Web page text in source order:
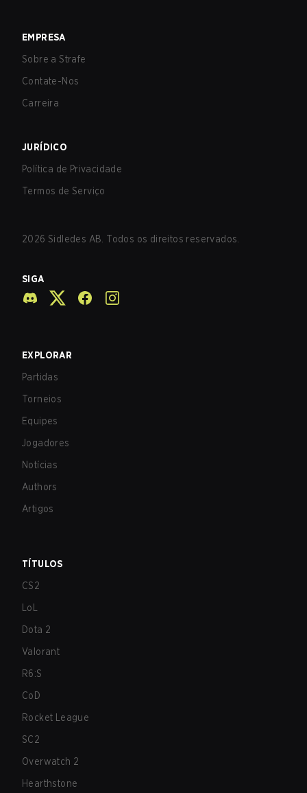
EMPRESA
Sobre a Strafe
Contate-Nos
Carreira
JURÍDICO
Política de Privacidade
Termos de Serviço
2026 Sidledes AB. Todos os direitos reservados.
SIGA
EXPLORAR
Partidas
Torneios
Equipes
Jogadores
Notícias
Authors
Artigos
TÍTULOS
CS2
LoL
Dota 2
Valorant
R6:S
CoD
Rocket League
SC2
Overwatch 2
Hearthstone